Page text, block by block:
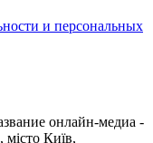
и персональных
онлайн-медиа -
Київ,